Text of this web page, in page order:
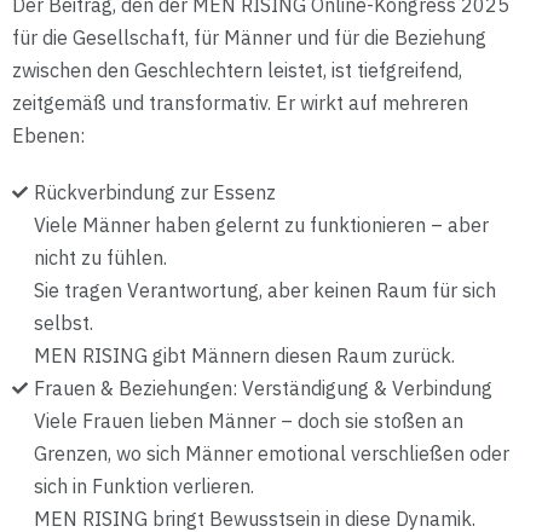
für die Gesellschaft, für Männer und für die Beziehung
zwischen den Geschlechtern leistet, ist tiefgreifend,
zeitgemäß und transformativ. Er wirkt auf mehreren
Ebenen:
Rückverbindung zur Essenz
Viele Männer haben gelernt zu funktionieren – aber
nicht zu fühlen.
Sie tragen Verantwortung, aber keinen Raum für sich
selbst.
MEN RISING gibt Männern diesen Raum zurück.
Frauen & Beziehungen: Verständigung & Verbindung
Viele Frauen lieben Männer – doch sie stoßen an
Grenzen, wo sich Männer emotional verschließen oder
sich in Funktion verlieren.
MEN RISING bringt Bewusstsein in diese Dynamik.